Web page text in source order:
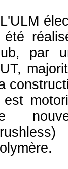
L'ULM
été
par
est